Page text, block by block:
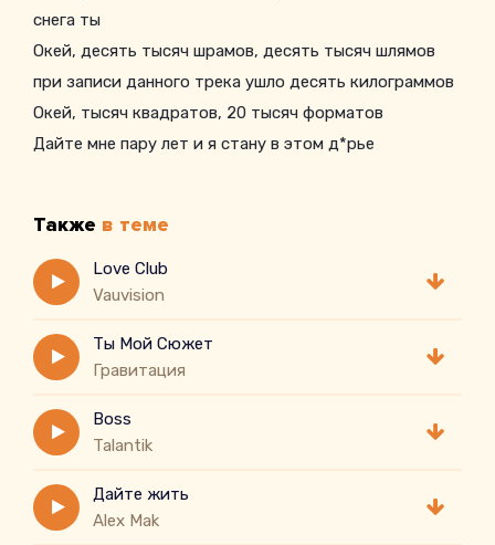
снега ты
Окей, десять тысяч шрамов, десять тысяч шлямов
при записи данного трека ушло десять килограммов
Окей, тысяч квадратов, 20 тысяч форматов
Дайте мне пару лет и я стану в этом д*рье
Парень, нам давалось это нелегко
Также в теме
Love Club
Vauvision
Ты Мой Сюжет
Гравитация
Boss
Talantik
Дайте жить
Alex Mak